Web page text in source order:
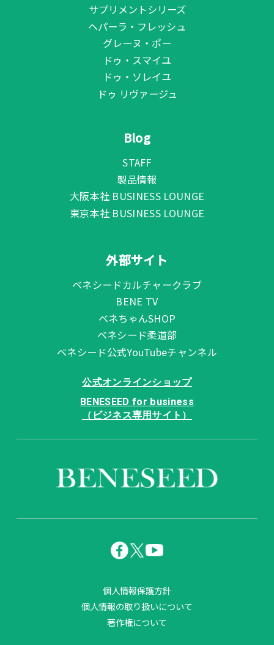
サプリメントシリーズ
ヘパーラ・フレッシュ
グレーヌ・ポー
ドゥ・スマイユ
ドゥ・ソレイユ
ドゥ リヴァージュ
Blog
STAFF
製品情報
大阪本社 BUSINESS LOUNGE
東京本社 BUSINESS LOUNGE
外部サイト
ベネシードカルチャークラブ
BENE TV
ベネちゃんSHOP
ベネシード柔道部
ベネシード公式YouTubeチャンネル
公式オンラインショップ
BENESEED for business
（ビジネス専用サイト）
個人情報保護方針
個人情報の取り扱いについて
著作権について